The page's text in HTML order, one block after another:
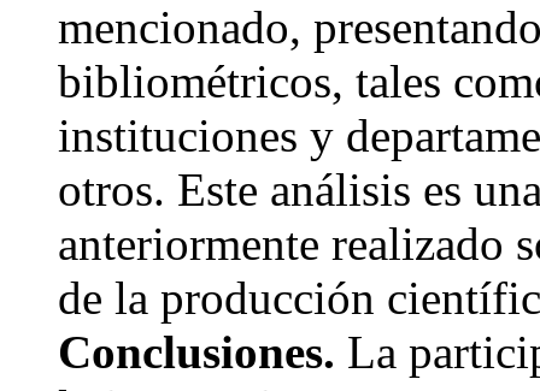
mencionado,
bibliométricos, tales
instituciones y
otros. Este análisis es
anteriormente realizado
de la producción
Conclusiones. La